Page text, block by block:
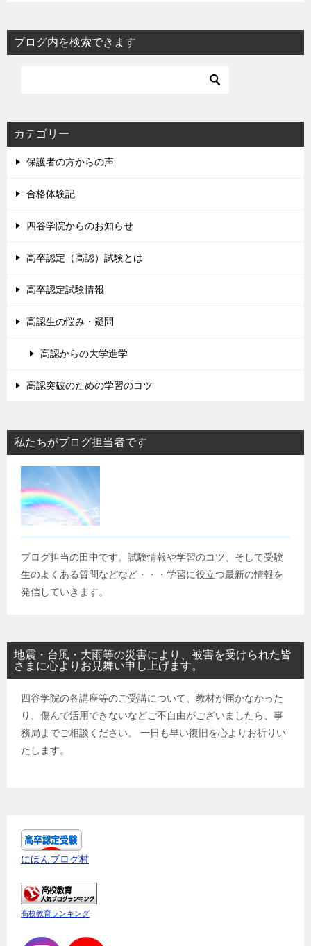
ブログ内を検索できます
カテゴリー
保護者の方からの声
合格体験記
四谷学院からのお知らせ
高卒認定（高認）試験とは
高卒認定試験情報
高認生の悩み・疑問
高認からの大学進学
高認突破のための学習のコツ
私たちがブログ担当者です
ブログ担当の田中です。試験情報や学習のコツ、そして受験
生のよくある質問などなど・・・学習に役立つ最新の情報を
発信していきます。
地震・台風・大雨等の災害により、被害を受けられた皆
さまに心よりお見舞い申し上げます。
四谷学院の各講座等のご受講について、教材が届かなかった
り、傷んで活用できないなどご不自由がございましたら、事
務局までご相談ください。 一日も早い復旧を心よりお祈りい
たします。
にほんブログ村
高校教育ランキング